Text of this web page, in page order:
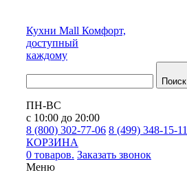
Кухни Mall Комфорт,
доступный
каждому
Поиск
ПН-ВС
с 10:00 до 20:00
8 (800) 302-77-06 8 (499) 348-15-11
КОРЗИНА
0 товаров. Заказать звонок
Меню